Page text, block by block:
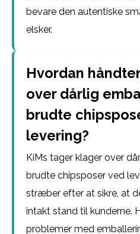
bevare den autentiske
elsker.
Hvordan
over dårlig
brudte
levering?
KiMs tager klager over
brudte chipsposer ved
stræber efter at sikre, at
intakt stand til kunderne.
problemer med